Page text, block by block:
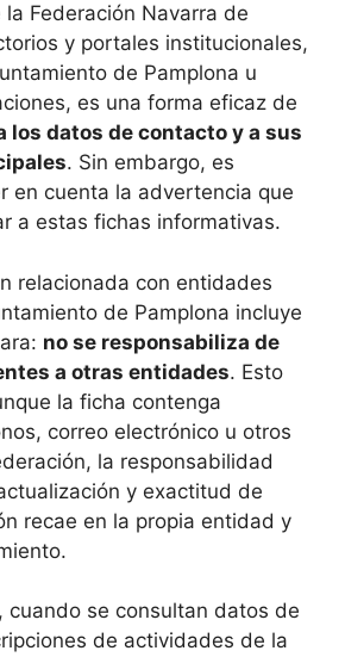
Federación Navarra de
y portales institucionales,
de Pamplona u
es una forma eficaz de
los datos de contacto y a sus
. Sin embargo, es
en cuenta la advertencia que
a estas fichas informativas.
relacionada con entidades
de Pamplona incluye
no se responsabiliza de
a otras entidades. Esto
la ficha contenga
correo electrónico u otros
la responsabilidad
y exactitud de
recae en la propia entidad y
cuando se consultan datos de
de actividades de la